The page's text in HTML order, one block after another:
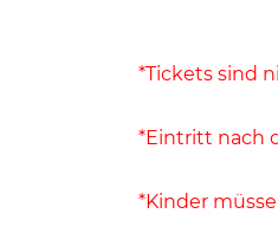
*Tickets sind
*Eintritt nach
*Kinder